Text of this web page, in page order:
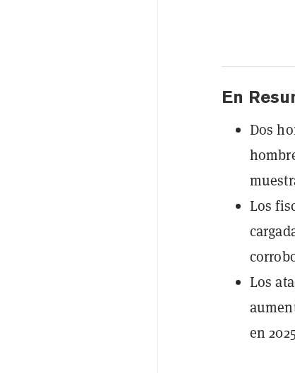
En
Dos
Los
Los
en